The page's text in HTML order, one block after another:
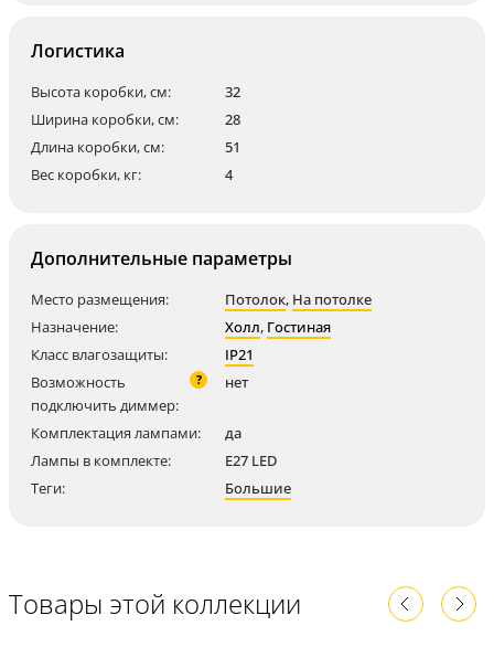
Логистика
Высота коробки, см:
32
Ширина коробки, см:
28
Длина коробки, см:
51
Вес коробки, кг:
4
Дополнительные параметры
Место размещения: Потолок, На потолке
Назначение:
Холл, Гостиная
Класс влагозащиты:
IP21
Возможность
подключить диммер:
? нет
Комплектация лампами:
да
Лампы в комплекте:
E27 LED
Теги:
Большие
Товары этой коллекции